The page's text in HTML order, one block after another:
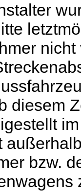
diesem
bzw.